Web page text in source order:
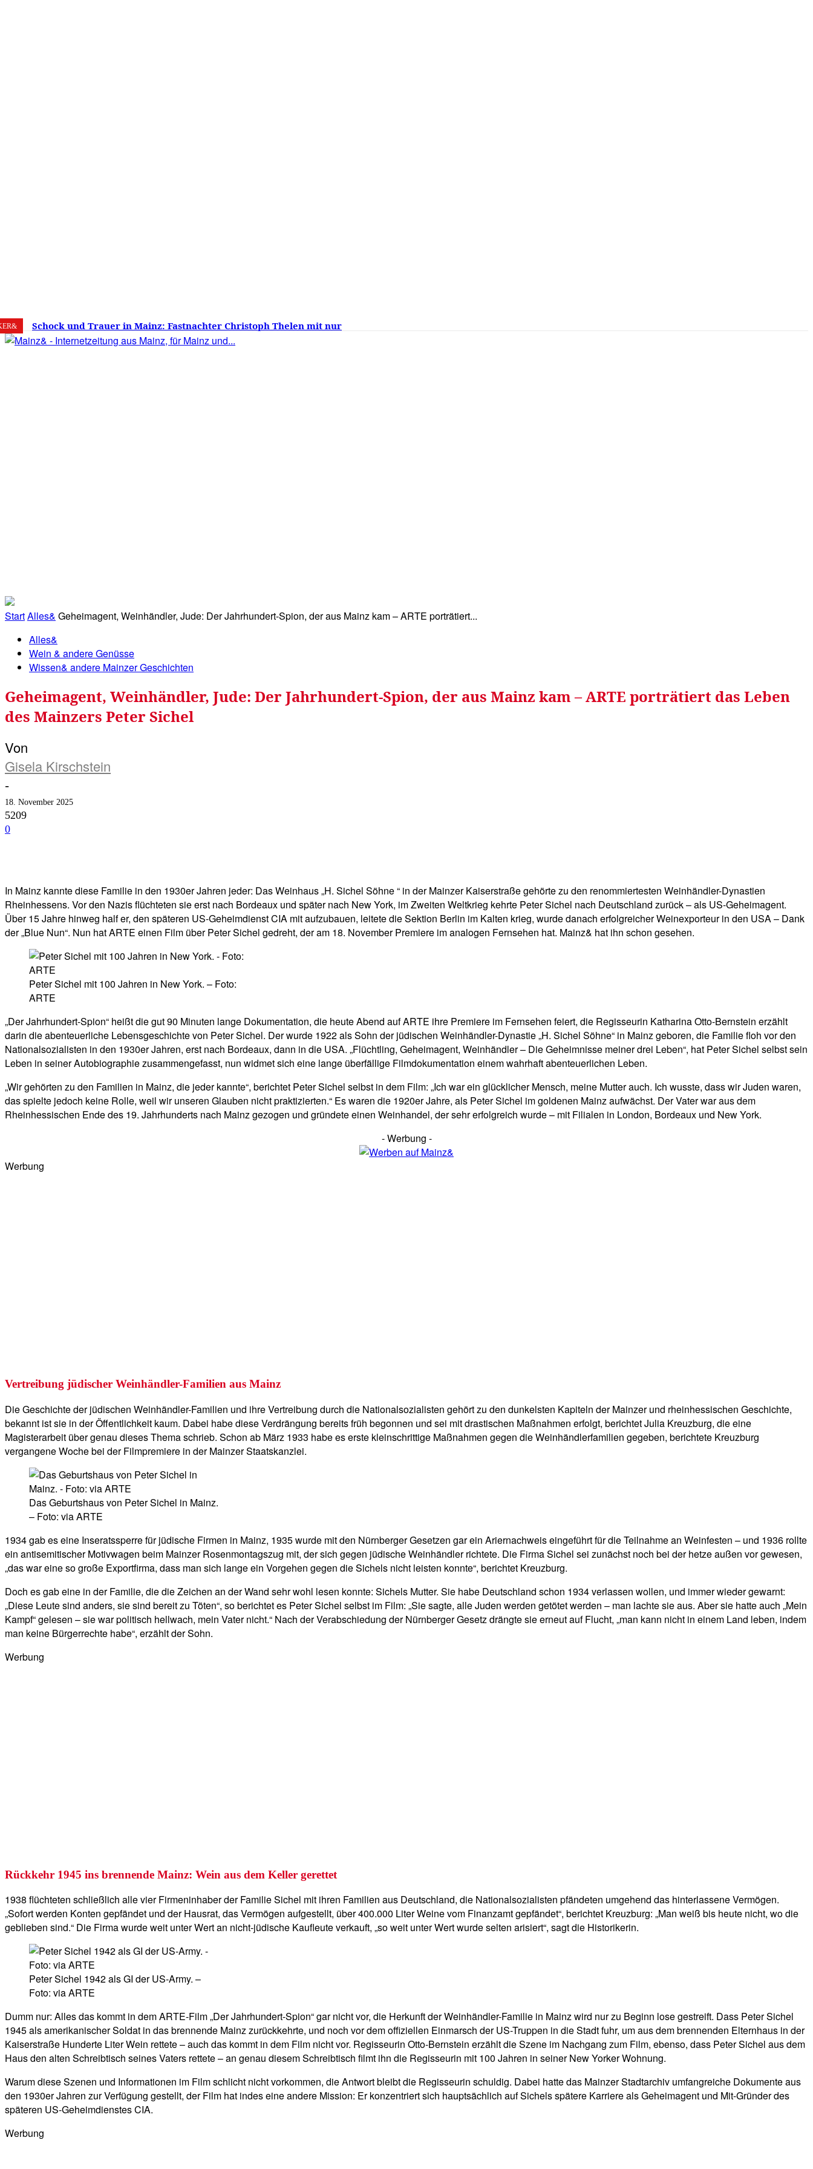
6. August 2026 22.7 Mainz
Schock und Trauer in Mainz: Fastnachter Christoph Thelen mit nur
60 Jahren gestorben – Was ist die Fastnacht ohne…?
StartAlles& Geheimagent, Weinhändler, Jude: Der Jahrhundert-Spion, der aus Mainz kam – ARTE porträtiert...
Alles&
Wein & andere Genüsse
Wissen& andere Mainzer Geschichten
Geheimagent, Weinhändler, Jude: Der Jahrhundert-Spion, der aus Mainz kam – ARTE porträtiert das Leben
des Mainzers Peter Sichel
Von
Gisela Kirschstein
-
18. November 2025
5209
0
In Mainz kannte diese Familie in den 1930er Jahren jeder: Das Weinhaus „H. Sichel Söhne “ in der Mainzer Kaiserstraße gehörte zu den renommiertesten Weinhändler-Dynastien
Rheinhessens. Vor den Nazis flüchteten sie erst nach Bordeaux und später nach New York, im Zweiten Weltkrieg kehrte Peter Sichel nach Deutschland zurück – als US-Geheimagent.
Über 15 Jahre hinweg half er, den späteren US-Geheimdienst CIA mit aufzubauen, leitete die Sektion Berlin im Kalten krieg, wurde danach erfolgreicher Weinexporteur in den USA – Dank
der „Blue Nun“. Nun hat ARTE einen Film über Peter Sichel gedreht, der am 18. November Premiere im analogen Fernsehen hat. Mainz& hat ihn schon gesehen.
Peter Sichel mit 100 Jahren in New York. – Foto:
ARTE
„Der Jahrhundert-Spion“ heißt die gut 90 Minuten lange Dokumentation, die heute Abend auf ARTE ihre Premiere im Fernsehen feiert, die Regisseurin Katharina Otto-Bernstein erzählt
darin die abenteuerliche Lebensgeschichte von Peter Sichel. Der wurde 1922 als Sohn der jüdischen Weinhändler-Dynastie „H. Sichel Söhne“ in Mainz geboren, die Familie floh vor den
Nationalsozialisten in den 1930er Jahren, erst nach Bordeaux, dann in die USA. „Flüchtling, Geheimagent, Weinhändler – Die Geheimnisse meiner drei Leben“, hat Peter Sichel selbst sein
Leben in seiner Autobiographie zusammengefasst, nun widmet sich eine lange überfällige Filmdokumentation einem wahrhaft abenteuerlichen Leben.
„Wir gehörten zu den Familien in Mainz, die jeder kannte“, berichtet Peter Sichel selbst in dem Film: „Ich war ein glücklicher Mensch, meine Mutter auch. Ich wusste, dass wir Juden waren,
das spielte jedoch keine Rolle, weil wir unseren Glauben nicht praktizierten.“ Es waren die 1920er Jahre, als Peter Sichel im goldenen Mainz aufwächst. Der Vater war aus dem
Rheinhessischen Ende des 19. Jahrhunderts nach Mainz gezogen und gründete einen Weinhandel, der sehr erfolgreich wurde – mit Filialen in London, Bordeaux und New York.
- Werbung -
Werbung
Vertreibung jüdischer Weinhändler-Familien aus Mainz
Die Geschichte der jüdischen Weinhändler-Familien und ihre Vertreibung durch die Nationalsozialisten gehört zu den dunkelsten Kapiteln der Mainzer und rheinhessischen Geschichte,
bekannt ist sie in der Öffentlichkeit kaum. Dabei habe diese Verdrängung bereits früh begonnen und sei mit drastischen Maßnahmen erfolgt, berichtet Julia Kreuzburg, die eine
Magisterarbeit über genau dieses Thema schrieb. Schon ab März 1933 habe es erste kleinschrittige Maßnahmen gegen die Weinhändlerfamilien gegeben, berichtete Kreuzburg
vergangene Woche bei der Filmpremiere in der Mainzer Staatskanzlei.
Das Geburtshaus von Peter Sichel in Mainz.
– Foto: via ARTE
1934 gab es eine Inseratssperre für jüdische Firmen in Mainz, 1935 wurde mit den Nürnberger Gesetzen gar ein Ariernachweis eingeführt für die Teilnahme an Weinfesten – und 1936 rollte
ein antisemitischer Motivwagen beim Mainzer Rosenmontagszug mit, der sich gegen jüdische Weinhändler richtete. Die Firma Sichel sei zunächst noch bei der hetze außen vor gewesen,
„das war eine so große Exportfirma, dass man sich lange ein Vorgehen gegen die Sichels nicht leisten konnte“, berichtet Kreuzburg.
Doch es gab eine in der Familie, die die Zeichen an der Wand sehr wohl lesen konnte: Sichels Mutter. Sie habe Deutschland schon 1934 verlassen wollen, und immer wieder gewarnt:
„Diese Leute sind anders, sie sind bereit zu Töten“, so berichtet es Peter Sichel selbst im Film: „Sie sagte, alle Juden werden getötet werden – man lachte sie aus. Aber sie hatte auch „Mein
Kampf“ gelesen – sie war politisch hellwach, mein Vater nicht.“ Nach der Verabschiedung der Nürnberger Gesetz drängte sie erneut auf Flucht, „man kann nicht in einem Land leben, indem
man keine Bürgerrechte habe“, erzählt der Sohn.
Werbung
Rückkehr 1945 ins brennende Mainz: Wein aus dem Keller gerettet
1938 flüchteten schließlich alle vier Firmeninhaber der Familie Sichel mit ihren Familien aus Deutschland, die Nationalsozialisten pfändeten umgehend das hinterlassene Vermögen.
„Sofort werden Konten gepfändet und der Hausrat, das Vermögen aufgestellt, über 400.000 Liter Weine vom Finanzamt gepfändet“, berichtet Kreuzburg: „Man weiß bis heute nicht, wo die
geblieben sind.“ Die Firma wurde weit unter Wert an nicht-jüdische Kaufleute verkauft, „so weit unter Wert wurde selten arisiert“, sagt die Historikerin.
Peter Sichel 1942 als GI der US-Army. –
Foto: via ARTE
Dumm nur: Alles das kommt in dem ARTE-Film „Der Jahrhundert-Spion“ gar nicht vor, die Herkunft der Weinhändler-Familie in Mainz wird nur zu Beginn lose gestreift. Dass Peter Sichel
1945 als amerikanischer Soldat in das brennende Mainz zurückkehrte, und noch vor dem offiziellen Einmarsch der US-Truppen in die Stadt fuhr, um aus dem brennenden Elternhaus in der
Kaiserstraße Hunderte Liter Wein rettete – auch das kommt in dem Film nicht vor. Regisseurin Otto-Bernstein erzählt die Szene im Nachgang zum Film, ebenso, dass Peter Sichel aus dem
Haus den alten Schreibtisch seines Vaters rettete – an genau diesem Schreibtisch filmt ihn die Regisseurin mit 100 Jahren in seiner New Yorker Wohnung.
Warum diese Szenen und Informationen im Film schlicht nicht vorkommen, die Antwort bleibt die Regisseurin schuldig. Dabei hatte das Mainzer Stadtarchiv umfangreiche Dokumente aus
den 1930er Jahren zur Verfügung gestellt, der Film hat indes eine andere Mission: Er konzentriert sich hauptsächlich auf Sichels spätere Karriere als Geheimagent und Mit-Gründer des
späteren US-Geheimdienstes CIA.
Werbung